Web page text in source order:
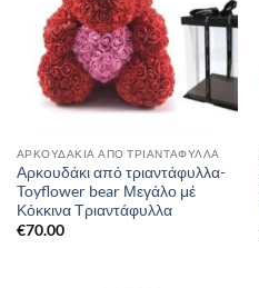
AΡΚΟΥΔΆΚΙΑ ΑΠΌ ΤΡΙΑΝΤΆΦΥΛΛΑ
Αρκουδάκι από τριαντάφυλλα-
Toyflower bear Μεγάλο μέ
Κόκκινα Τριαντάφυλλα
€70.00